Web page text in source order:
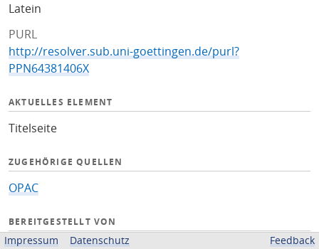
Latein
PURL
http://resolver.sub.uni-goettingen.de/purl?
PPN64381406X
AKTUELLES ELEMENT
Titelseite
ZUGEHÖRIGE QUELLEN
OPAC
BEREITGESTELLT VON
Impressum Datenschutz Feedback